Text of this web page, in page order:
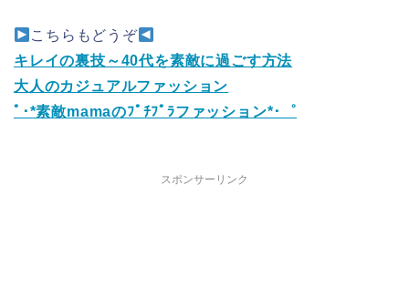
こちらもどうぞ
キレイの裏技～40代を素敵に過ごす方法
大人のカジュアルファッション
ﾟ･*素敵mamaのﾌﾟﾁﾌﾟﾗファッション*･゜
スポンサーリンク